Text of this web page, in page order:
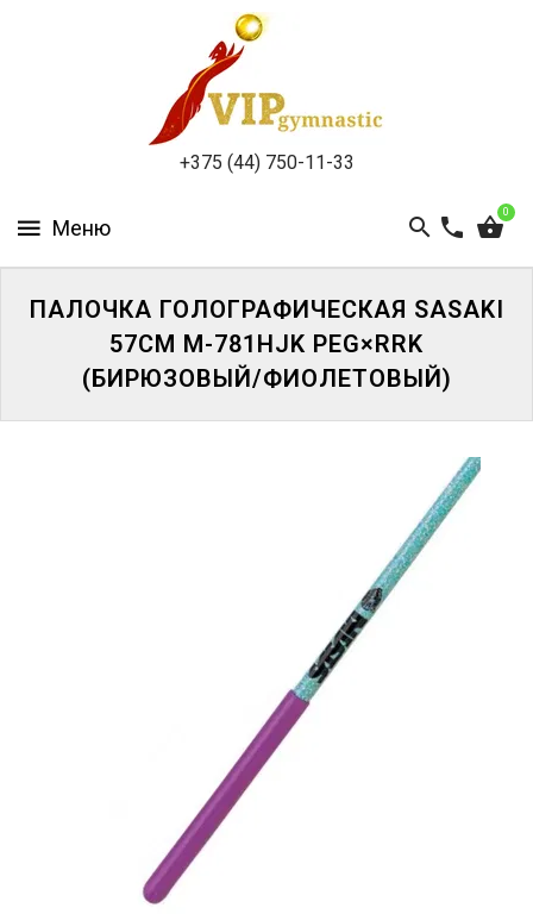
+375 (44) 750-11-33
0
ЗАБЫЛИ
ПАЛОЧКА ГОЛОГРАФИЧЕСКАЯ SASAKI
57CM M-781HJK PEG×RRK
(БИРЮЗОВЫЙ/ФИОЛЕТОВЫЙ)